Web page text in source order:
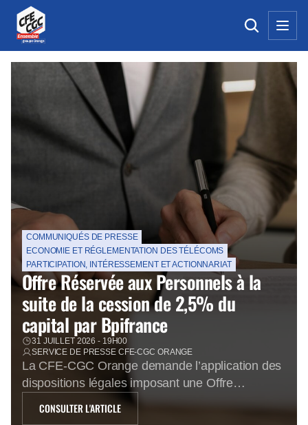
COMMUNIQUÉS DE PRESSE
ECONOMIE ET RÉGLEMENTATION DES TÉLÉCOMS
PARTICIPATION, INTÉRESSEMENT ET ACTIONNARIAT
Offre Réservée aux Personnels à la
suite de la cession de 2,5% du
capital par Bpifrance
31 JUILLET 2026 - 19H00
SERVICE DE PRESSE CFE-CGC ORANGE
La CFE-CGC Orange demande l’application des
dispositions légales imposant une Offre
cession de 2,5% du capital par Bpifrance Une
CONSULTER L'ARTICLE